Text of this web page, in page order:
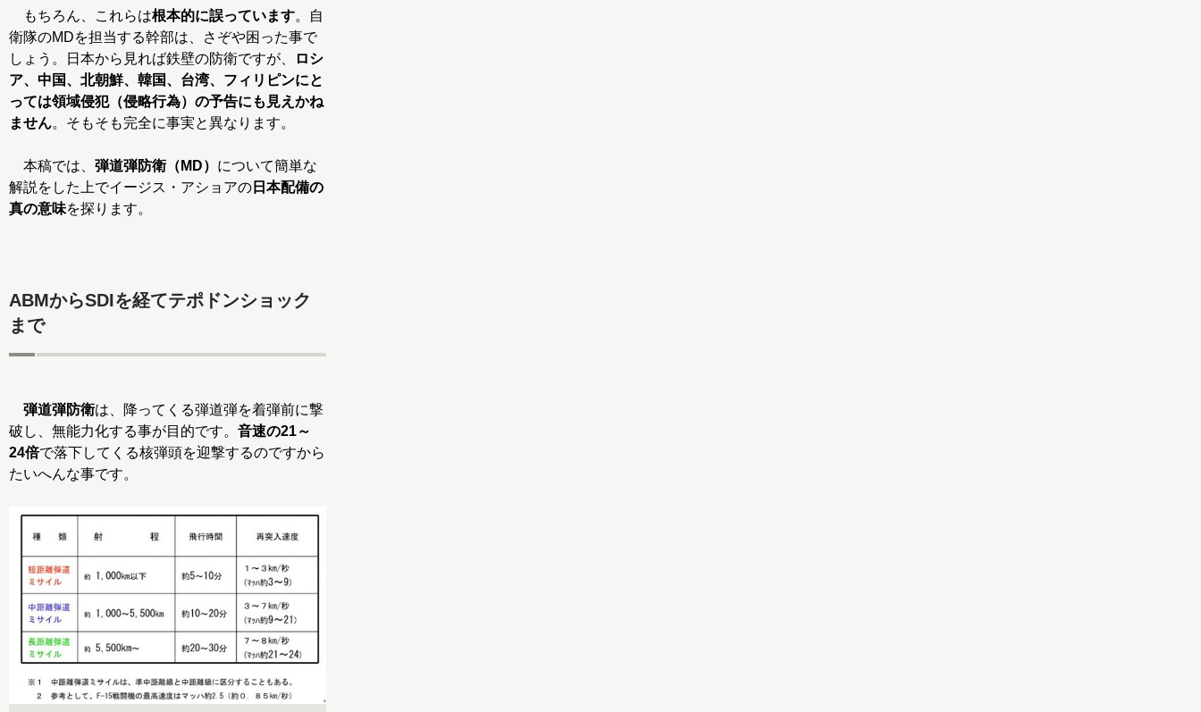
もちろん、これらは根本的に誤っています。自
衛隊のMDを担当する幹部は、さぞや困った事で
しょう。日本から見れば鉄壁の防衛ですが、
ロシ
ア、中国、北朝鮮、韓国、台湾、フィリピンにと
っては領域侵犯（侵略行為）の予告にも見えかね
ません。そもそも完全に事実と異なります。
本稿では、 弾道弾防衛（MD） について簡単な
解説をした上でイージス・アショアの 日本配備の
真の意味を探ります。
ABMからSDIを経てテポドンショック
まで
弾道弾防衛は、降ってくる弾道弾を着弾前に撃
破し、無能力化する事が目的です。 音速の21～
24倍で落下してくる核弾頭を迎撃するのですから
たいへんな事です。